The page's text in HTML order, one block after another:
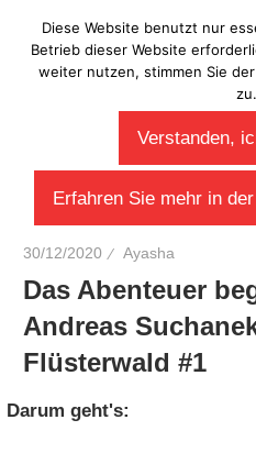
Inhalt
springen
30/12/2020 Ayasha
Das Abenteuer
Andreas
Flüsterwald #1
Darum geht's:
Diese Website benutzt nur
Betrieb dieser Website
weiter nutzen, stimmen Sie
zu.
Verstanden,
Erfahren Sie mehr in